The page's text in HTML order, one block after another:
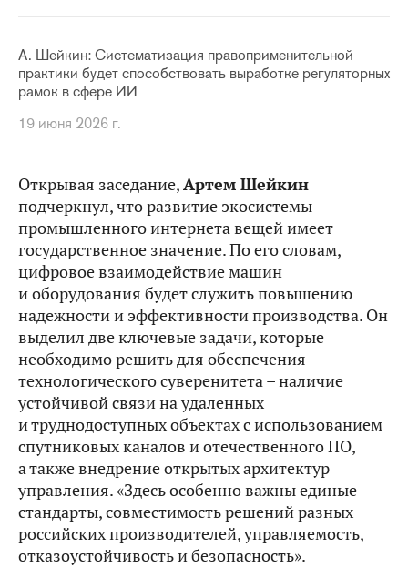
А. Шейкин: Систематизация правоприменительной
практики будет способствовать выработке регуляторных
рамок в сфере ИИ
19 июня 2026 г.
Открывая заседание,Артем Шейкин
подчеркнул, что развитие экосистемы
промышленного интернета вещей имеет
государственное значение. По его словам,
цифровое взаимодействие машин
и оборудования будет служить повышению
надежности и эффективности производства. Он
выделил две ключевые задачи, которые
необходимо решить для обеспечения
технологического суверенитета – наличие
устойчивой связи на удаленных
и труднодоступных объектах с использованием
спутниковых каналов и отечественного ПО,
а также внедрение открытых архитектур
управления. «Здесь особенно важны единые
стандарты, совместимость решений разных
российских производителей, управляемость,
отказоустойчивость и безопасность».